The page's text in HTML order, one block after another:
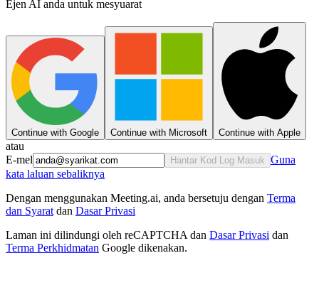
Ejen AI anda untuk mesyuarat
Continue with Google Continue with Microsoft Continue with Apple
atau
E-mel
Hantar Kod Log Masuk Guna
kata laluan sebaliknya
Dengan menggunakan Meeting.ai, anda bersetuju dengan Terma
dan Syarat dan Dasar Privasi
Laman ini dilindungi oleh reCAPTCHA dan Dasar Privasi dan
Terma Perkhidmatan Google dikenakan.